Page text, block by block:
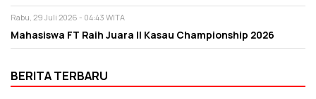
Rabu, 29 Juli 2026 - 04:43 WITA
Mahasiswa FT Raih Juara II Kasau Championship 2026
BERITA TERBARU